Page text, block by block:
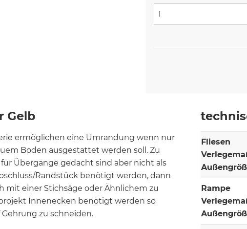
Gelb
ermöglichen eine Umrandung wenn nur
Boden ausgestattet werden soll. Zu
Übergänge gedacht sind aber nicht als
Randstück benötigt werden, dann
mit einer Stichsäge oder Ähnlichem zu
Innenecken benötigt werden so
zu schneiden.
Fliesen
Rampe